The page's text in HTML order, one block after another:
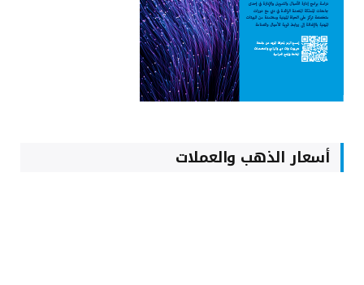
أسعار الذهب والعملات